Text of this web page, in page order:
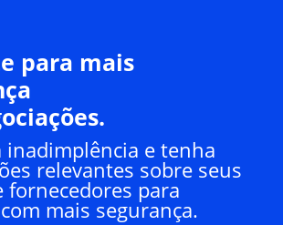
para mais
inadimplência e tenha
relevantes sobre seus
fornecedores para
mais segurança.